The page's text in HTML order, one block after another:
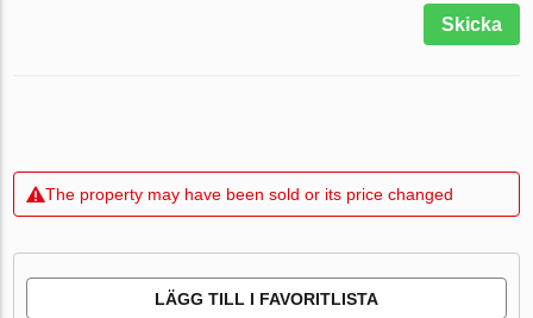
Skicka
The property may have been sold or its price changed
LÄGG TILL I FAVORITLISTA